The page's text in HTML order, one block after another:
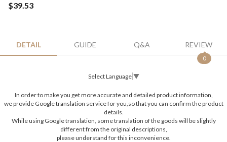
$39.53
DETAIL GUIDE Q&A REVIEW
0
Select Language ▼
In order to make you get more accurate and detailed product information,
we provide Google translation service for you,so that you can confirm the product
details.
While using Google translation, some translation of the goods will be slightly
different from the original descriptions,
please understand for this inconvenience.